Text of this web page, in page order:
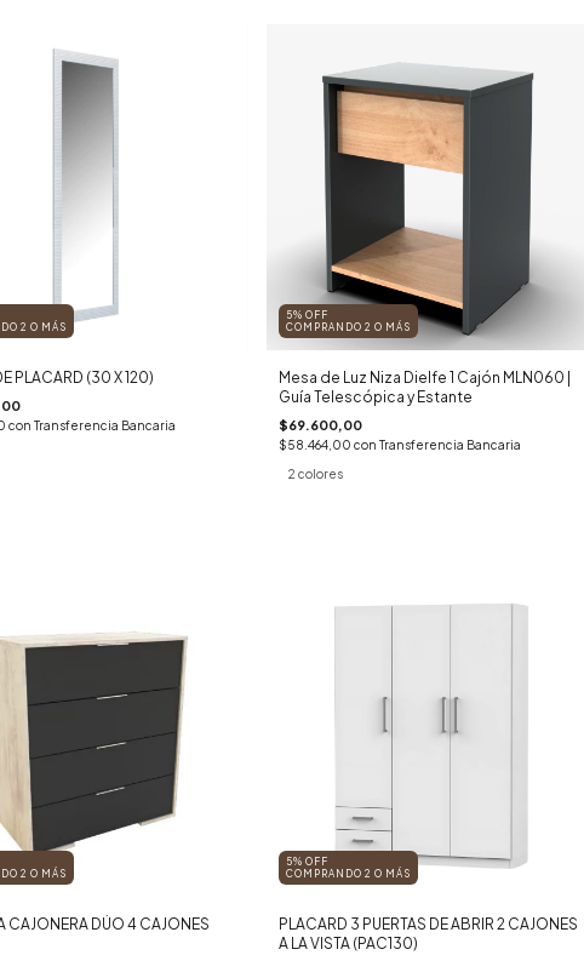
2 O MÁS
PLACARD (30 X 120)
con Transferencia Bancaria
5% OFF
COMPRANDO 2 O MÁS
Mesa de Luz Niza Dielfe 1 Cajón MLN060 |
Guía Telescópica y Estante
$69.600,00
$58.464,00 con Transferencia Bancaria
2 colores
2 O MÁS
CAJONERA DÚO 4 CAJONES
5% OFF
COMPRANDO 2 O MÁS
PLACARD 3 PUERTAS DE ABRIR 2 CAJONES
A LA VISTA (PAC130)